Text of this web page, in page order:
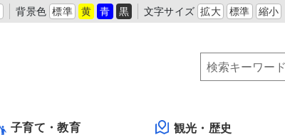
背景色 標準 黄 青 黒 文字サイズ 拡大 標準 縮小
子育て・教育 観光・歴史